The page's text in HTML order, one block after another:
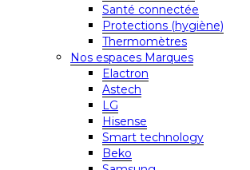
Santé connectée
Protections (hygiène)
Thermomètres
Nos espaces Marques
Elactron
Astech
LG
Hisense
Smart technology
Beko